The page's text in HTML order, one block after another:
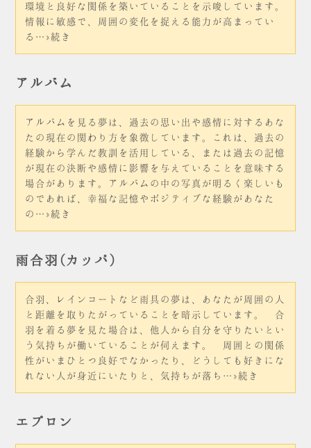
環境と良好な関係を築いていることを示唆しています。
情報に敏感で、周囲の変化を捉える能力が高まってい
る…»続き
アルバム
アルバムを見る夢は、過去の思い出や感情に対するあな
たの現在の関わり方を象徴しています。これは、過去の
経験から学んだ教訓を活用している、または過去の記憶
が現在の決断や感情に影響を与えていることを意味する
場合があります。アルバムの中の写真が明るく楽しいも
のであれば、幸福な記憶やポジティブな経験があなた
の…»続き
雨合羽(カッパ)
合羽、レインコートなど雨具の夢は、あなたが周囲の人
と距離を取りたがっていることを暗示しています。 合
羽を着る夢を見た場合は、他人から自分を守りたいとい
う気持ちが働いていることが伺えます。 周囲との関係
性がいまひとつ良好でなかったり、どうしても好きにな
れない人が身近にいたりと、気持ちが落ち…»続き
エプロン